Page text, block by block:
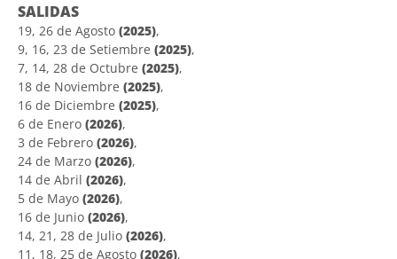
SALIDAS
19, 26 de Agosto (2025),
9, 16, 23 de Setiembre (2025),
7, 14, 28 de Octubre (2025),
18 de Noviembre (2025),
16 de Diciembre (2025),
6 de Enero (2026),
3 de Febrero (2026),
24 de Marzo (2026),
14 de Abril (2026),
5 de Mayo (2026),
16 de Junio (2026),
14, 21, 28 de Julio (2026),
11, 18, 25 de Agosto (2026),